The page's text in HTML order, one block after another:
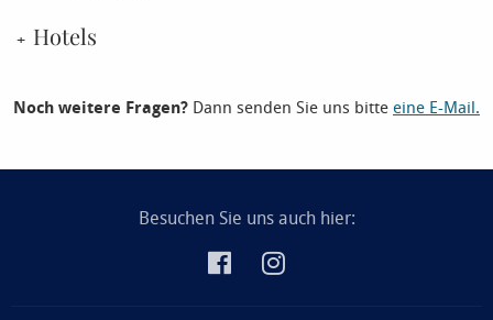
Hotels
Noch weitere Fragen? Dann senden Sie uns bitte eine E-Mail.
Besuchen Sie uns auch hier: